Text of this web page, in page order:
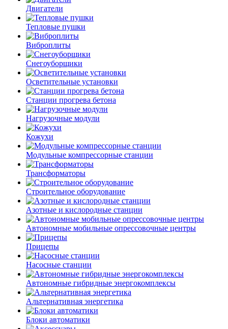
Двигатели
Тепловые пушки
Виброплиты
Снегоуборщики
Осветительные установки
Станции прогрева бетона
Нагрузочные модули
Кожухи
Модульные компрессорные станции
Трансформаторы
Строительное оборудование
Азотные и кислородные станции
Автономные мобильные опрессовочные центры
Прицепы
Насосные станции
Автономные гибридные энергокомплексы
Альтернативная энергетика
Блоки автоматики